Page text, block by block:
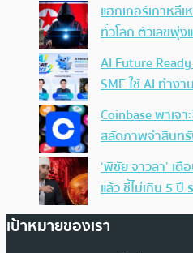
แฮกเกอร์เกาหลี
ทั่วโลก ตัวเลขพุ่ง
AI Future
SME ใช้ AI ทำง
Coinbase พาเจ
สลัดภาพจำสินทรั
‘พิชัย จาวลา’ เ
แล้ว ชี้ไม่เกิน 5
เป้าหมายของเรา